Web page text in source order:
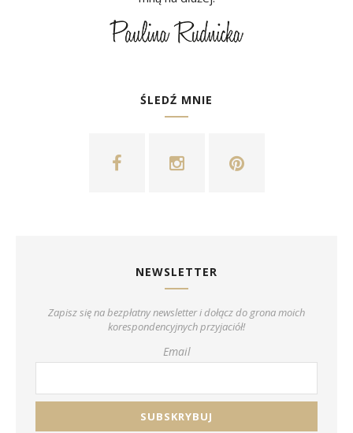
ŚLEDŹ MNIE
NEWSLETTER
Zapisz się na bezpłatny newsletter i dołącz do grona moich
korespondencyjnych przyjaciół!
Email